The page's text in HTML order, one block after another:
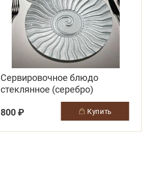
Сервировочное блюдо
стеклянное (серебро)
800 ₽
купить